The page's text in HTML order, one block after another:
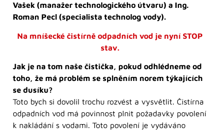
Vašek (manažer technologického útvaru) a Ing.
Roman Pecl (specialista technolog vody).
Na mníšecké čistírně odpadních vod je nyní STOP
stav.
Jak je na tom naše čistička, pokud odhlédneme od
toho, že má problém se splněním norem týkajících
se dusíku?
Toto bych si dovolil trochu rozvést a vysvětlit. Čistírna
odpadních vod má povinnost plnit požadavky povolení
k nakládání s vodami. Toto povolení je vydáváno